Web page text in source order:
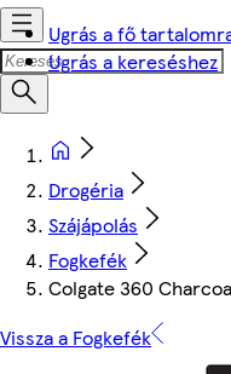
Ugrás a fő
Ugrás a kereséshez
Drogéria
Szájápolás
Fogkefék
Colgate 360
Vissza a Fogkefék